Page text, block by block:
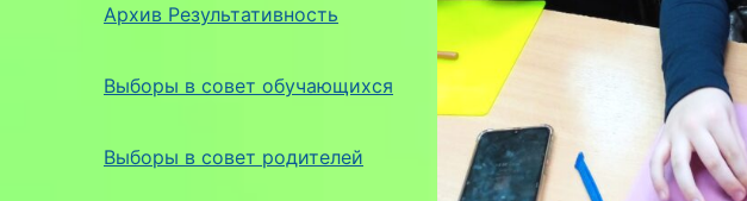
Архив Результативность
Выборы в совет обучающихся
Выборы в совет родителей